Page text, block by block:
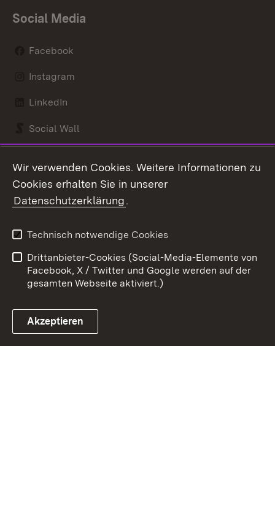
Social Media
Facebook
Instagram
LinkedIn
Social Wall
Link zum Landesportal
Kontakt
Barrierefreiheit
Impressum
Cookies
Wir verwenden Cookies. Weitere Informationen zu
Cookies erhalten Sie in unserer
Datenschutzerklärung.
Technisch notwendige Cookies
Drittanbieter-Cookies (Social-Media-Elemente von
Facebook, X / Twitter und Google werden auf der
gesamten Webseite aktiviert.)
Akzeptieren